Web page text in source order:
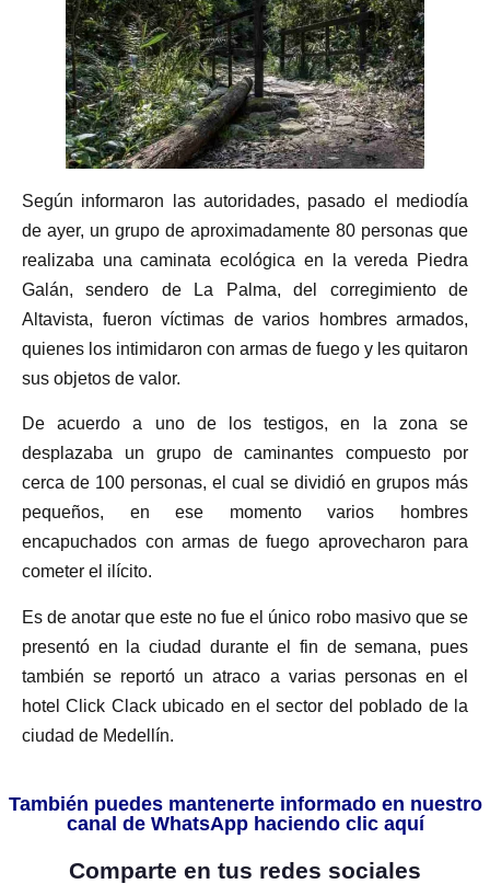
Según informaron las autoridades, pasado el mediodía
de ayer, un grupo de aproximadamente 80 personas que
realizaba una caminata ecológica en la vereda Piedra
Galán, sendero de La Palma, del corregimiento de
Altavista, fueron víctimas de varios hombres armados,
quienes los intimidaron con armas de fuego y les quitaron
sus objetos de valor.
De acuerdo a uno de los testigos, en la zona se
desplazaba un grupo de caminantes compuesto por
cerca de 100 personas, el cual se dividió en grupos más
pequeños, en ese momento varios hombres
encapuchados con armas de fuego aprovecharon para
cometer el ilícito.
Es de anotar que este no fue el único robo masivo que se
presentó en la ciudad durante el fin de semana, pues
también se reportó un atraco a varias personas en el
hotel Click Clack ubicado en el sector del poblado de la
ciudad de Medellín.
También puedes mantenerte informado en nuestro
canal de WhatsApp haciendo clic aquí
Comparte en tus redes sociales